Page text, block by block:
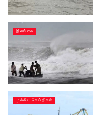
இலங்கை
முக்கிய செய்திகள்